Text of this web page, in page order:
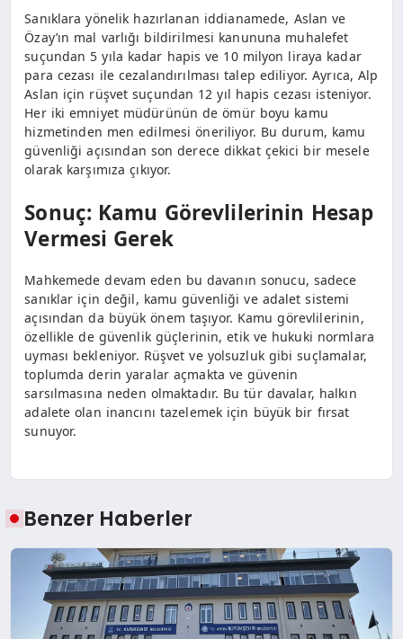
Sanıklara yönelik hazırlanan iddianamede, Aslan ve
Özay’ın mal varlığı bildirilmesi kanununa muhalefet
suçundan 5 yıla kadar hapis ve 10 milyon liraya kadar
para cezası ile cezalandırılması talep ediliyor. Ayrıca, Alp
Aslan için rüşvet suçundan 12 yıl hapis cezası isteniyor.
Her iki emniyet müdürünün de ömür boyu kamu
hizmetinden men edilmesi öneriliyor. Bu durum, kamu
güvenliği açısından son derece dikkat çekici bir mesele
olarak karşımıza çıkıyor.
Sonuç: Kamu Görevlilerinin Hesap
Vermesi Gerek
Mahkemede devam eden bu davanın sonucu, sadece
sanıklar için değil, kamu güvenliği ve adalet sistemi
açısından da büyük önem taşıyor. Kamu görevlilerinin,
özellikle de güvenlik güçlerinin, etik ve hukuki normlara
uyması bekleniyor. Rüşvet ve yolsuzluk gibi suçlamalar,
toplumda derin yaralar açmakta ve güvenin
sarsılmasına neden olmaktadır. Bu tür davalar, halkın
adalete olan inancını tazelemek için büyük bir fırsat
sunuyor.
Benzer Haberler